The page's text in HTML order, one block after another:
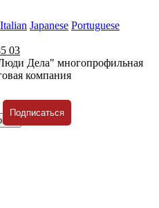
Italian Japanese Portuguese
03
Дела" многопрофильная
компания
Подписаться